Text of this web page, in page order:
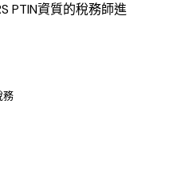
PTIN資質的稅務師進
務